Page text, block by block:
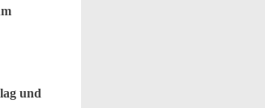
und